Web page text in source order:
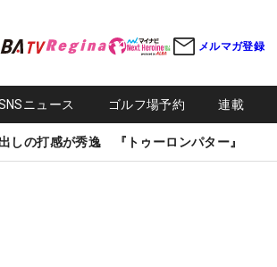
メルマガ登録
ニュース ゴルフ場予約 連載
しの打感が秀逸 『トゥーロンパター』